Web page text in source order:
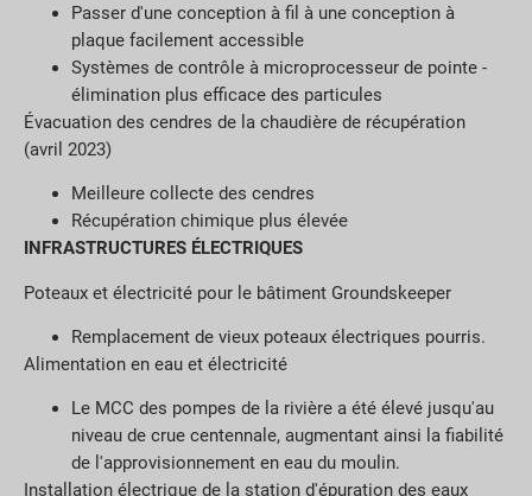
Passer d'une conception à fil à une conception à
plaque facilement accessible
Systèmes de contrôle à microprocesseur de pointe -
élimination plus efficace des particules
Évacuation des cendres de la chaudière de récupération
(avril 2023)
Meilleure collecte des cendres
Récupération chimique plus élevée
INFRASTRUCTURES ÉLECTRIQUES
Poteaux et électricité pour le bâtiment Groundskeeper
Remplacement de vieux poteaux électriques pourris.
Alimentation en eau et électricité
Le MCC des pompes de la rivière a été élevé jusqu'au
niveau de crue centennale, augmentant ainsi la fiabilité
de l'approvisionnement en eau du moulin.
Installation électrique de la station d'épuration des eaux